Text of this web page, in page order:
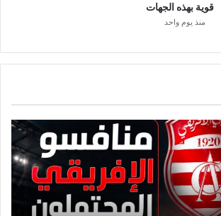
قوية بهذه الجهات
منذ يوم واحد